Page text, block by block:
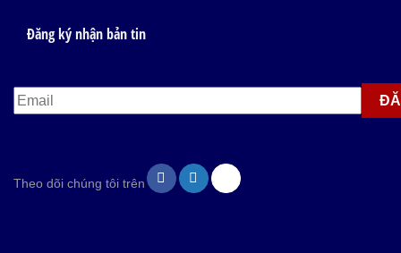
Đăng ký nhận bản tin
Theo dõi chúng tôi trên